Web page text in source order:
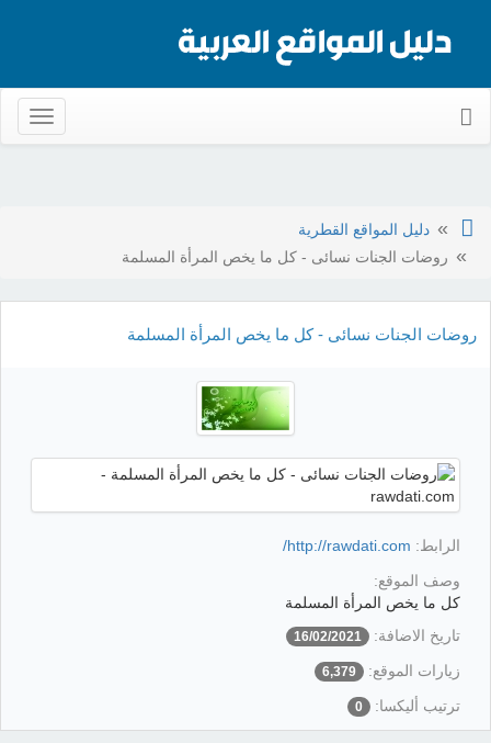
دليل المواقع القطرية
روضات الجنات نسائى - كل ما يخص المرأة المسلمة
روضات الجنات نسائى - كل ما يخص المرأة المسلمة
الرابط: http://rawdati.com/
وصف الموقع:
كل ما يخص المرأة المسلمة
تاريخ الاضافة:
16/02/2021
زيارات الموقع: 6,379
ترتيب أليكسا: 0